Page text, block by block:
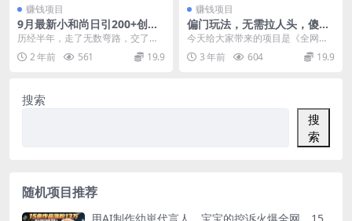
赚钱项目
9月最新小和尚日引200+创业
粉教程，最新一键生成工具3
分钟一条，日稳定变现五位数
历经半年，走了无数弯路，交了无
数学费。终于给兄弟们把这个方法
测试出来了 本次课程...
2 年前 561 19.9
赚钱项目
偏门玩法，无需拉人头，傻瓜
式操作 保姆教程
今天给大家带来的项目是《全网首
发，拼多多砍价撸现金，偏门玩
法，无需拉人头，傻瓜式...
3 年前 604 19.9
搜索
搜
索
随机项目推荐